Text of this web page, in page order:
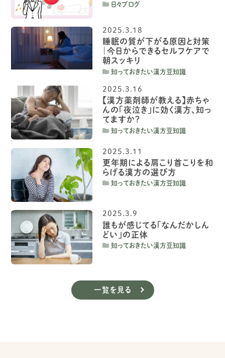
日々ブログ
2025.3.18
睡眠の質が下がる原因と対策
｜今日からできるセルフケアで
朝スッキリ
知っておきたい漢方豆知識
2025.3.16
【漢方薬剤師が教える】赤ちゃ
んの「夜泣き」に効く漢方、知っ
てますか？
知っておきたい漢方豆知識
2025.3.11
更年期による肩こり首こりを和
らげる漢方の選び方
知っておきたい漢方豆知識
2025.3.9
誰もが感じてる「なんだかしん
どい」の正体
知っておきたい漢方豆知識
一覧を見る